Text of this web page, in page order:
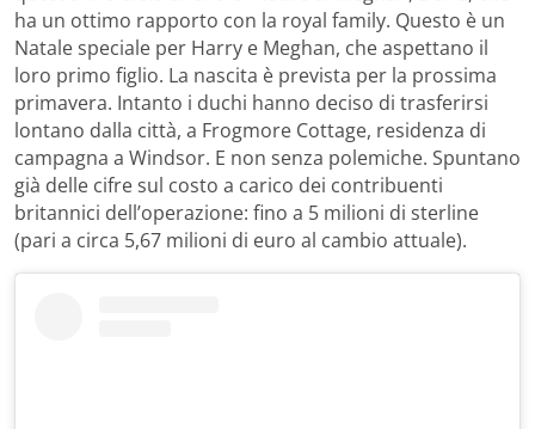
ha un ottimo rapporto con la royal family. Questo è un
Natale speciale per Harry e Meghan, che aspettano il
loro primo figlio. La nascita è prevista per la prossima
primavera. Intanto i duchi hanno deciso di trasferirsi
lontano dalla città, a Frogmore Cottage, residenza di
campagna a Windsor. E non senza polemiche. Spuntano
già delle cifre sul costo a carico dei contribuenti
britannici dell’operazione: fino a 5 milioni di sterline
(pari a circa 5,67 milioni di euro al cambio attuale).